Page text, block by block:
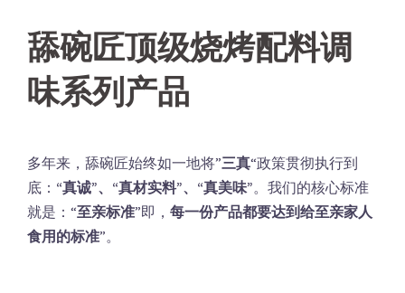
舔碗匠顶级烧烤配料调
味系列产品
多年来，舔碗匠始终如一地将”三真“政策贯彻执行到
底： “真诚”、“真材实料”、“真美味”。我们的核心标准
就是：“至亲标准”即， 每一份产品都要达到给至亲家人
食用的标准”。